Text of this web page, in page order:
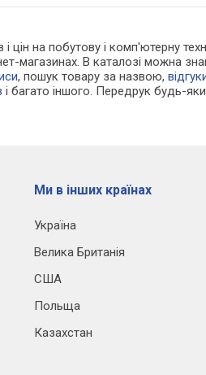
і цін на побутову і комп'ютерну
магазинах. В каталозі можна
, пошук товару за назвою,
і багато іншого. Передрук будь-
Ми в інших країнах
Україна
Велика Британія
США
Польща
Казахстан